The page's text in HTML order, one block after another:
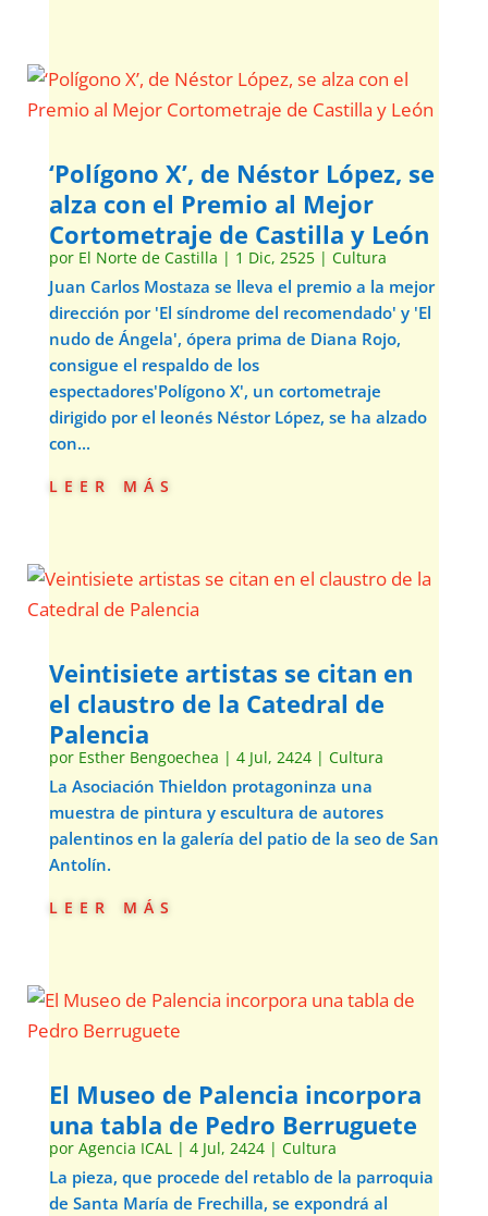
‘Polígono X’, de Néstor López, se
alza con el Premio al Mejor
Cortometraje de Castilla y León
por El Norte de Castilla | 1 Dic, 2525| Cultura
Juan Carlos Mostaza se lleva el premio a la mejor
dirección por 'El síndrome del recomendado' y 'El
nudo de Ángela', ópera prima de Diana Rojo,
consigue el respaldo de los
espectadores'Polígono X', un cortometraje
dirigido por el leonés Néstor López, se ha alzado
con...
leer más
Veintisiete artistas se citan en
el claustro de la Catedral de
Palencia
por Esther Bengoechea | 4 Jul, 2424| Cultura
La Asociación Thieldon protagoninza una
muestra de pintura y escultura de autores
palentinos en la galería del patio de la seo de San
Antolín.
leer más
El Museo de Palencia incorpora
una tabla de Pedro Berruguete
por Agencia ICAL| 4 Jul, 2424| Cultura
La pieza, que procede del retablo de la parroquia
de Santa María de Frechilla, se expondrá al